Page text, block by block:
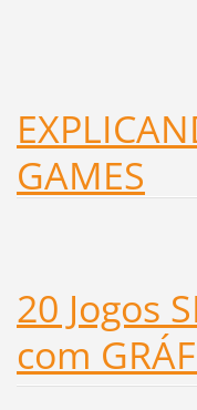
GAMES
20 Jogos
com